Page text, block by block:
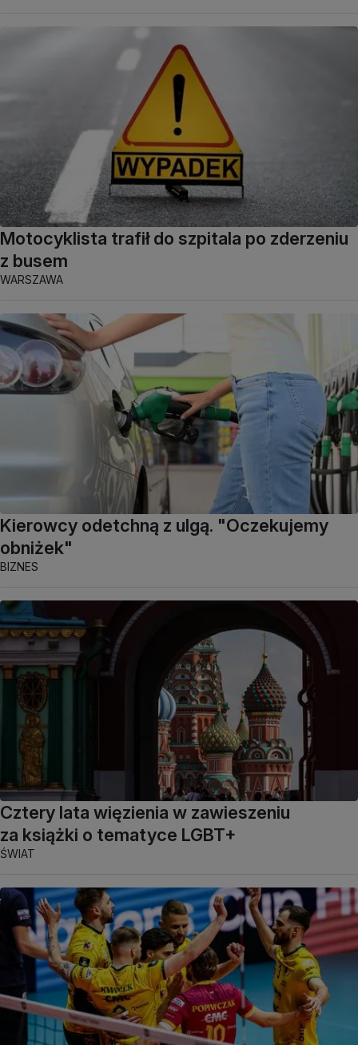
Motocyklista trafił do szpitala po zderzeniu
z busem
WARSZAWA
Kierowcy odetchną z ulgą. "Oczekujemy
obniżek"
BIZNES
Cztery lata więzienia w zawieszeniu
za książki o tematyce LGBT+
ŚWIAT